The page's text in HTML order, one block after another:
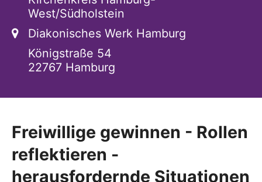
West/Südholstein
Ort:Diakonisches Werk Hamburg
Königstraße 54
22767Hamburg
Freiwillige gewinnen - Rollen
reflektieren -
herausfordernde Situationen